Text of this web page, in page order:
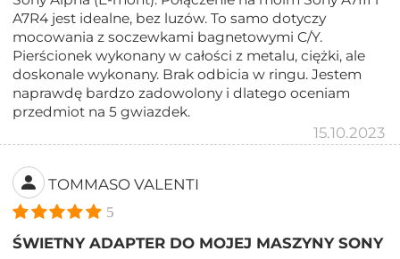
A7R4 jest idealne, bez luzów. To samo dotyczy
mocowania z soczewkami bagnetowymi C/Y.
Pierścionek wykonany w całości z metalu, ciężki, ale
doskonale wykonany. Brak odbicia w ringu. Jestem
naprawdę bardzo zadowolony i dlatego oceniam
przedmiot na 5 gwiazdek.
15.10.2023
TOMMASO VALENTI
5
ŚWIETNY ADAPTER DO MOJEJ MASZYNY SONY